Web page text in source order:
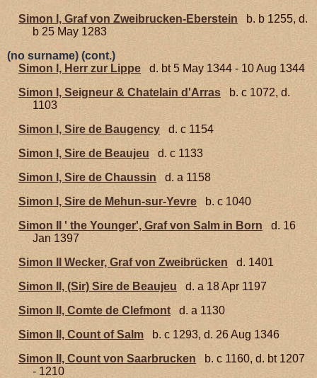
Simon I, Graf von Zweibrucken-Eberstein
b. b 1255, d.
b 25 May 1283
(no surname) (cont.)
Simon I, Herr zur Lippe
d. bt 5 May 1344 - 10 Aug 1344
Simon I, Seigneur & Chatelain d'Arras
b. c 1072, d.
1103
Simon I, Sire de Baugency
d. c 1154
Simon I, Sire de Beaujeu
d. c 1133
Simon I, Sire de Chaussin
d. a 1158
Simon I, Sire de Mehun-sur-Yevre
b. c 1040
Simon II ' the Younger', Graf von Salm in Born
d. 16
Jan 1397
Simon II Wecker, Graf von Zweibrücken
d. 1401
Simon II, (Sir) Sire de Beaujeu
d. a 18 Apr 1197
Simon II, Comte de Clefmont
d. a 1130
Simon II, Count of Salm
b. c 1293, d. 26 Aug 1346
Simon II, Count von Saarbrucken
b. c 1160, d. bt 1207
- 1210